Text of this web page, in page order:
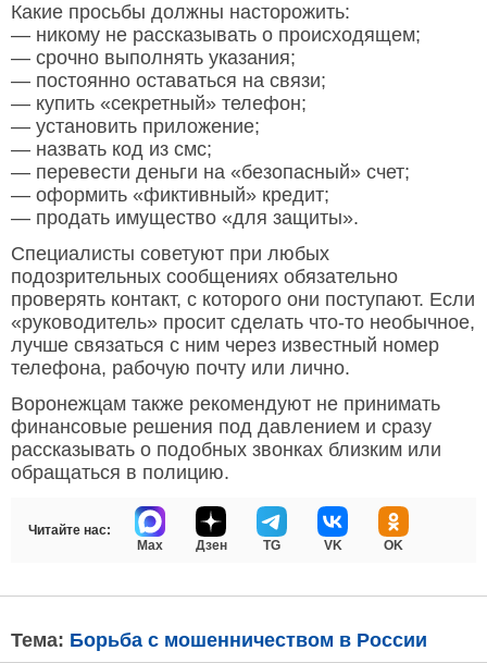
Какие просьбы должны насторожить:
— никому не рассказывать о происходящем;
— срочно выполнять указания;
— постоянно оставаться на связи;
— купить «секретный» телефон;
— установить приложение;
— назвать код из смс;
— перевести деньги на «безопасный» счет;
— оформить «фиктивный» кредит;
— продать имущество «для защиты».
Специалисты советуют при любых
подозрительных сообщениях обязательно
проверять контакт, с которого они поступают. Если
«руководитель» просит сделать что-то необычное,
лучше связаться с ним через известный номер
телефона, рабочую почту или лично.
Воронежцам также рекомендуют не принимать
финансовые решения под давлением и сразу
рассказывать о подобных звонках близким или
обращаться в полицию.
Читайте нас:
Max
Дзен TG VK OK
Тема: Борьба с мошенничеством в России